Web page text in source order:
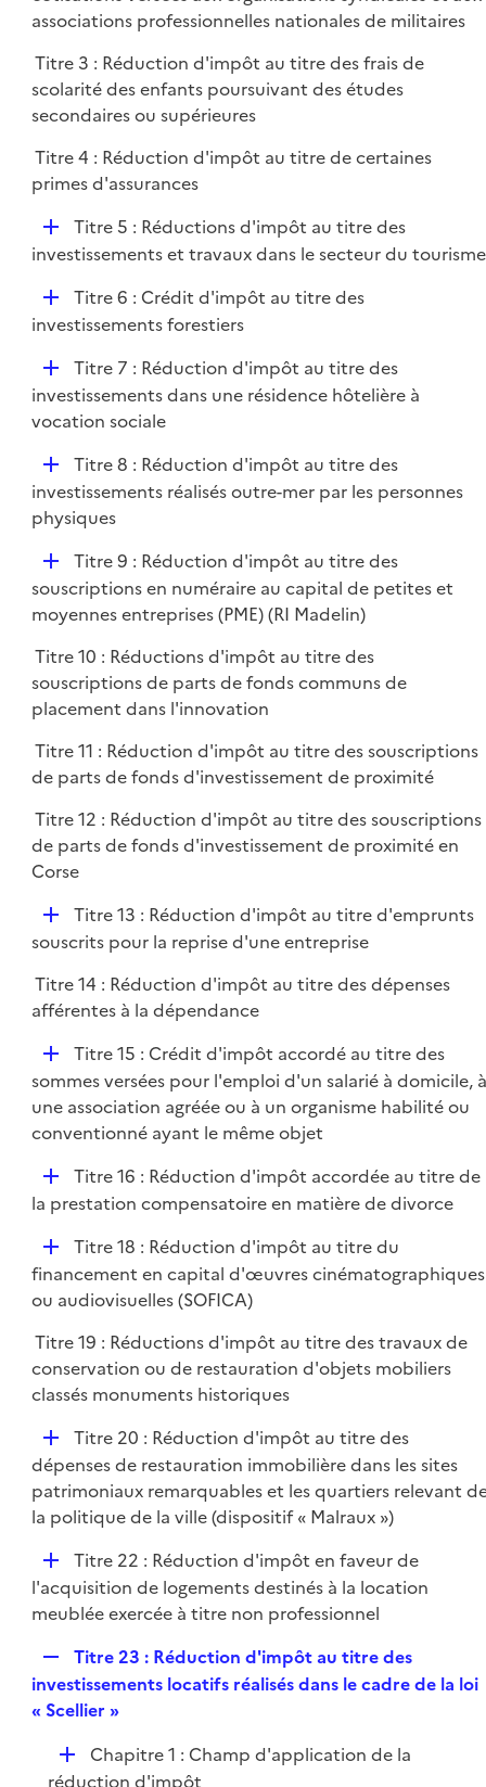
e
r
i
e
associations professionnelles nationales de militaires
Titre 3 : Réduction d'impôt au titre des frais de
scolarité des enfants poursuivant des études
secondaires ou supérieures
Titre 4 : Réduction d'impôt au titre de certaines
primes d'assurances
D
é
i
Titre 5 : Réductions d'impôt au titre des
investissements et travaux dans le secteur du tourisme
D
é
i
e
Titre 6 : Crédit d'impôt au titre des
investissements forestiers
D
é
p
e
r
Titre 7 : Réduction d'impôt au titre des
investissements dans une résidence hôtelière à
vocation sociale
D
é
p
e
r
Titre 8 : Réduction d'impôt au titre des
investissements réalisés outre-mer par les personnes
physiques
D
é
p
i
e
r
Titre 9 : Réduction d'impôt au titre des
souscriptions en numéraire au capital de petites et
moyennes entreprises (PME) (RI Madelin)
Titre 10 : Réductions d'impôt au titre des
souscriptions de parts de fonds communs de
placement dans l'innovation
Titre 11 : Réduction d'impôt au titre des souscriptions
de parts de fonds d'investissement de proximité
Titre 12 : Réduction d'impôt au titre des souscriptions
de parts de fonds d'investissement de proximité en
Corse
D
é
l
i
Titre 13 : Réduction d'impôt au titre d'emprunts
souscrits pour la reprise d'une entreprise
Titre 14 : Réduction d'impôt au titre des dépenses
afférentes à la dépendance
D
é
p
l
r
Titre 15 : Crédit d'impôt accordé au titre des
sommes versées pour l'emploi d'un salarié à domicile, à
une association agréée ou à un organisme habilité ou
conventionné ayant le même objet
D
é
i
e
Titre 16 : Réduction d'impôt accordée au titre de
la prestation compensatoire en matière de divorce
D
é
p
i
e
r
Titre 18 : Réduction d'impôt au titre du
financement en capital d'œuvres cinématographiques
ou audiovisuelles (SOFICA)
Titre 19 : Réductions d'impôt au titre des travaux de
conservation ou de restauration d'objets mobiliers
classés monuments historiques
D
é
p
l
r
Titre 20 : Réduction d'impôt au titre des
dépenses de restauration immobilière dans les sites
patrimoniaux remarquables et les quartiers relevant
la politique de la ville (dispositif « Malraux »)
D
é
p
e
r
Titre 22 : Réduction d'impôt en faveur de
l'acquisition de logements destinés à la location
meublée exercée à titre non professionnel
e
p
i
Titre 23 : Réduction d'impôt au titre des
investissements locatifs réalisés dans le cadre de la loi
« Scellier »
D
é
Chapitre 1 : Champ d'application de la